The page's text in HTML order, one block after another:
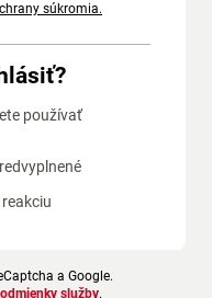
súkromia.
používať
a Google.
služby.